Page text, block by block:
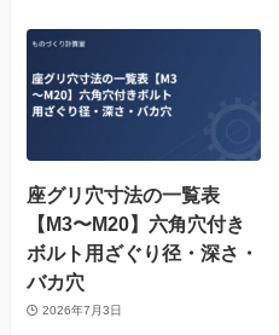
座グリ穴寸法の一覧表
【M3〜M20】六角穴付き
ボルト用ざぐり径・深さ・
バカ穴
2026年7月3日